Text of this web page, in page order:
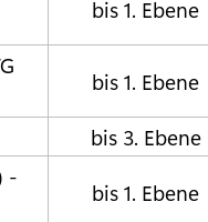
bis 1. Ebene
bis 1. Ebene
bis 3. Ebene
-
bis 1. Ebene